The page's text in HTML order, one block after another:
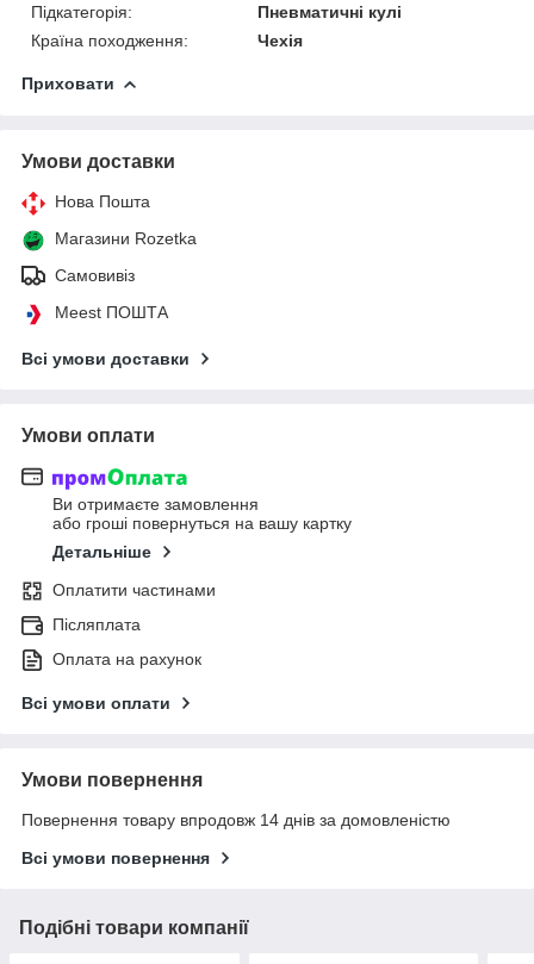
Підкатегорія:
Пневматичні кулі
Країна походження:
Чехія
Приховати
Умови доставки
Нова Пошта
Магазини Rozetka
Самовивіз
Meest ПОШТА
Всі умови доставки
Умови оплати
Ви отримаєте замовлення
або гроші повернуться на вашу картку
Детальніше
Оплатити частинами
Післяплата
Оплата на рахунок
Всі умови оплати
Умови повернення
Повернення товару впродовж 14 днів за домовленістю
Всі умови повернення
Подібні товари компанії